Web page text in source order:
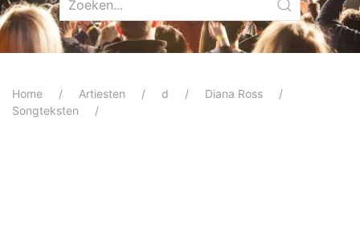
Home Artiesten d
Diana Ross
Songteksten